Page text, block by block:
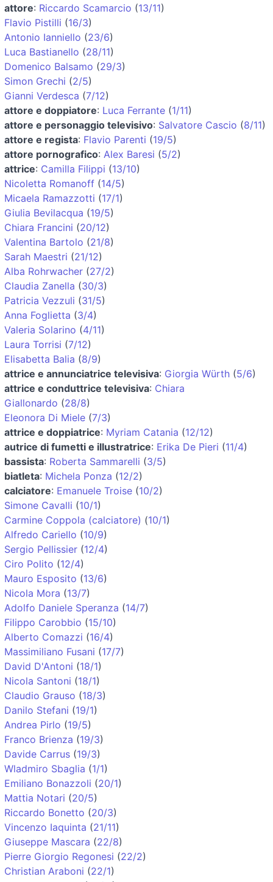
attore: Riccardo Scamarcio (13/11)
Flavio Pistilli (16/3)
Antonio Ianniello (23/6)
Luca Bastianello (28/11)
Domenico Balsamo (29/3)
Simon Grechi (2/5)
Gianni Verdesca (7/12)
attore e doppiatore: Luca Ferrante (1/11)
attore e personaggio televisivo: Salvatore Cascio (8/11)
attore e regista: Flavio Parenti (19/5)
attore pornografico: Alex Baresi (5/2)
attrice: Camilla Filippi (13/10)
Nicoletta Romanoff (14/5)
Micaela Ramazzotti (17/1)
Giulia Bevilacqua (19/5)
Chiara Francini (20/12)
Valentina Bartolo (21/8)
Sarah Maestri (21/12)
Alba Rohrwacher (27/2)
Claudia Zanella (30/3)
Patricia Vezzuli (31/5)
Anna Foglietta (3/4)
Valeria Solarino (4/11)
Laura Torrisi (7/12)
Elisabetta Balia (8/9)
attrice e annunciatrice televisiva: Giorgia Würth (5/6)
attrice e conduttrice televisiva: Chiara
Giallonardo (28/8)
Eleonora Di Miele (7/3)
attrice e doppiatrice: Myriam Catania (12/12)
autrice di fumetti e illustratrice: Erika De Pieri (11/4)
bassista: Roberta Sammarelli (3/5)
biatleta: Michela Ponza (12/2)
calciatore: Emanuele Troise (10/2)
Simone Cavalli (10/1)
Carmine Coppola (calciatore) (10/1)
Alfredo Cariello (10/9)
Sergio Pellissier (12/4)
Ciro Polito (12/4)
Mauro Esposito (13/6)
Nicola Mora (13/7)
Adolfo Daniele Speranza (14/7)
Filippo Carobbio (15/10)
Alberto Comazzi (16/4)
Massimiliano Fusani (17/7)
David D'Antoni (18/1)
Nicola Santoni (18/1)
Claudio Grauso (18/3)
Danilo Stefani (19/1)
Andrea Pirlo (19/5)
Franco Brienza (19/3)
Davide Carrus (19/3)
Wladmiro Sbaglia (1/1)
Emiliano Bonazzoli (20/1)
Mattia Notari (20/5)
Riccardo Bonetto (20/3)
Vincenzo Iaquinta (21/11)
Giuseppe Mascara (22/8)
Pierre Giorgio Regonesi (22/2)
Christian Araboni (22/1)